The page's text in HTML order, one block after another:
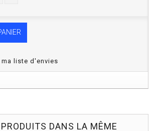
ma liste d'envies
DANS LA MÊME